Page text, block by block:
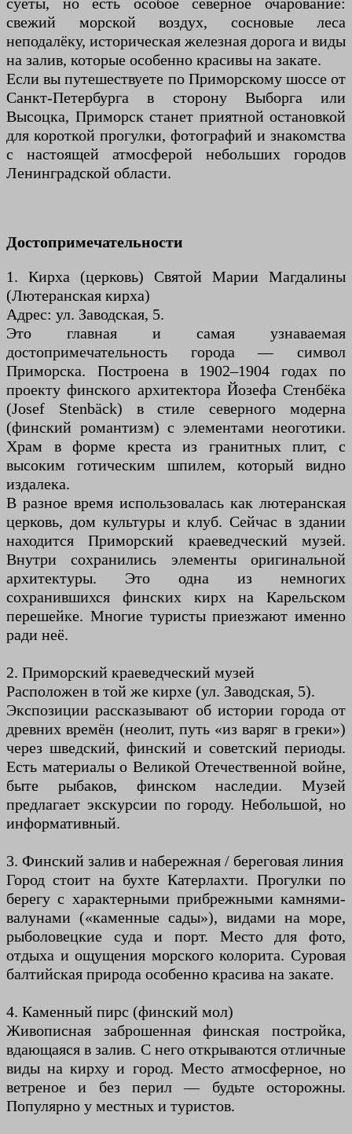
свежий морской воздух, сосновые леса
неподалёку, историческая железная дорога и виды
на залив, которые особенно красивы на закате.
Если вы путешествуете по Приморскому шоссе от
Санкт-Петербурга в сторону Выборга или
Высоцка, Приморск станет приятной остановкой
для короткой прогулки, фотографий и знакомства
с настоящей атмосферой небольших городов
Ленинградской области.
Достопримечательности
1. Кирха (церковь) Святой Марии Магдалины
(Лютеранская кирха)
Адрес: ул. Заводская, 5.
Это главная и самая узнаваемая
достопримечательность города — символ
Приморска. Построена в 1902–1904 годах по
проекту финского архитектора Йозефа Стенбёка
(Josef Stenbäck) в стиле северного модерна
(финский романтизм) с элементами неоготики.
Храм в форме креста из гранитных плит, с
высоким готическим шпилем, который видно
издалека.
В разное время использовалась как лютеранская
церковь, дом культуры и клуб. Сейчас в здании
находится Приморский краеведческий музей.
Внутри сохранились элементы оригинальной
архитектуры. Это одна из немногих
сохранившихся финских кирх на Карельском
перешейке. Многие туристы приезжают именно
ради неё.
2. Приморский краеведческий музей
Расположен в той же кирхе (ул. Заводская, 5).
Экспозиции рассказывают об истории города от
древних времён (неолит, путь «из варяг в греки»)
через шведский, финский и советский периоды.
Есть материалы о Великой Отечественной войне,
быте рыбаков, финском наследии. Музей
предлагает экскурсии по городу. Небольшой, но
информативный.
3. Финский залив и набережная / береговая линия
Город стоит на бухте Катерлахти. Прогулки по
берегу с характерными прибрежными камнями-
валунами («каменные сады»), видами на море,
рыболовецкие суда и порт. Место для фото,
отдыха и ощущения морского колорита. Суровая
балтийская природа особенно красива на закате.
4. Каменный пирс (финский мол)
Живописная заброшенная финская постройка,
вдающаяся в залив. С него открываются отличные
виды на кирху и город. Место атмосферное, но
ветреное и без перил — будьте осторожны.
Популярно у местных и туристов.